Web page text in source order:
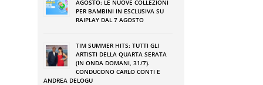
AGOSTO: LE NUOVE COLLEZIONI
PER BAMBINI IN ESCLUSIVA SU
RAIPLAY DAL 7 AGOSTO
TIM SUMMER HITS: TUTTI GLI
ARTISTI DELLA QUARTA SERATA
(IN ONDA DOMANI, 31/7).
CONDUCONO CARLO CONTI E
ANDREA DELOGU